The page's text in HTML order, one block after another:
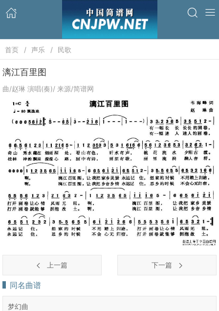
首页 声乐 民歌
漓江百里图
曲/赵琳 演唱(奏)/ 来源/简谱网
上一篇 下一篇
同名曲谱
梦幻曲